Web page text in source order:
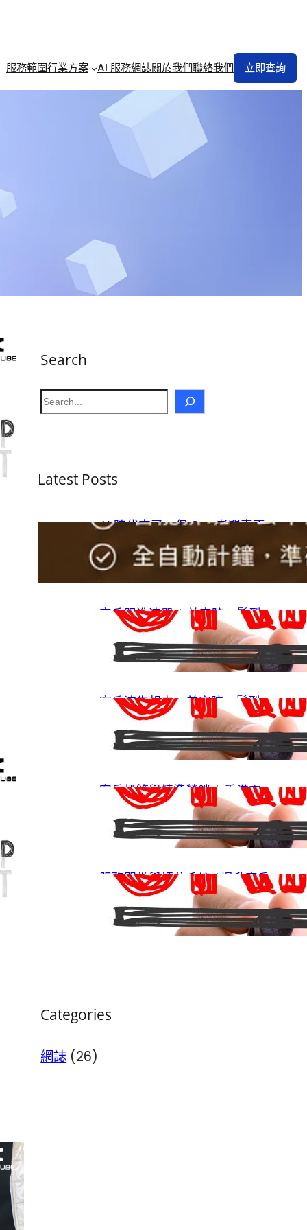
服務範圍行業方案 AI 服務網誌關於我們聯絡我們 立即查詢
Search
S
e
c
Latest Posts
AI 時代來了，但 Spa 老闆真正
需要的其實是自動化
08/06/2026
客戶跟進清單 | 美容院、髮型
屋、診所必備既客戶管理工具
27/05/2026.Softcube
客戶流失報表 – 美容院、髮型
屋、零售店必學留住客人秘笈
12/05/2026.Softcube
客戶標籤與精準營銷 | 香港零
售、服務行業必學既營銷秘笈
09/04/2026.Softcube
服務問卷與評分系統 |提升客戶
滿意度方法
26/03/2026.Softcube
Categories
網誌 (26)